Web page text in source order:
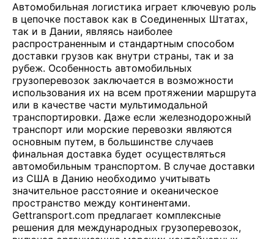
Автомобильная логистика играет ключевую роль
в цепочке поставок как в Соединенных Штатах,
так и в Дании, являясь наиболее
распространенным и стандартным способом
доставки грузов как внутри страны, так и за
рубеж. Особенность автомобильных
грузоперевозок заключается в возможности
использования их на всем протяжении маршрута
или в качестве части мультимодальной
транспортировки. Даже если железнодорожный
транспорт или морские перевозки являются
основным путем, в большинстве случаев
финальная доставка будет осуществляться
автомобильным транспортом. В случае доставки
из США в Данию необходимо учитывать
значительное расстояние и океаническое
пространство между континентами.
Gettransport.com предлагает комплексные
решения для международных грузоперевозок,